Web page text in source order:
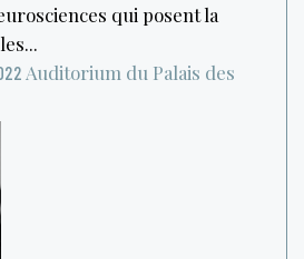
qui posent la
Auditorium du Palais des